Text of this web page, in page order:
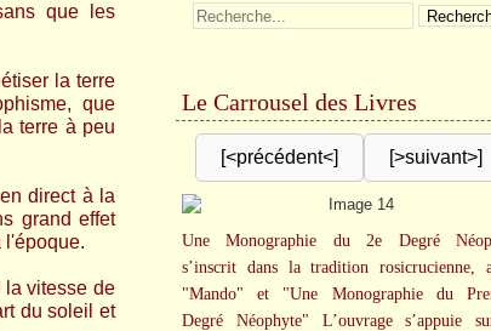
que les
la terre
que
terre à peu
direct à la
grand effet
l'époque.
la vitesse de
du soleil et
Le Carrousel des Livres
[<précédent<] [>suivant>]
Une Monographie du 2e Degré
s’inscrit dans la tradition rosicrucienne,
"Mando" et "Une Monographie du
Degré Néophyte" L’ouvrage s’appuie